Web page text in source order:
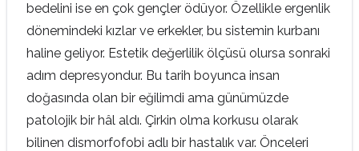
bedelini ise en çok gençler ödüyor. Özellikle ergenlik
dönemindeki kızlar ve erkekler, bu sistemin kurbanı
haline geliyor. Estetik değerlilik ölçüsü olursa sonraki
adım depresyondur. Bu tarih boyunca insan
doğasında olan bir eğilimdi ama günümüzde
patolojik bir hâl aldı. Çirkin olma korkusu olarak
bilinen dismorfofobi adlı bir hastalık var. Önceleri